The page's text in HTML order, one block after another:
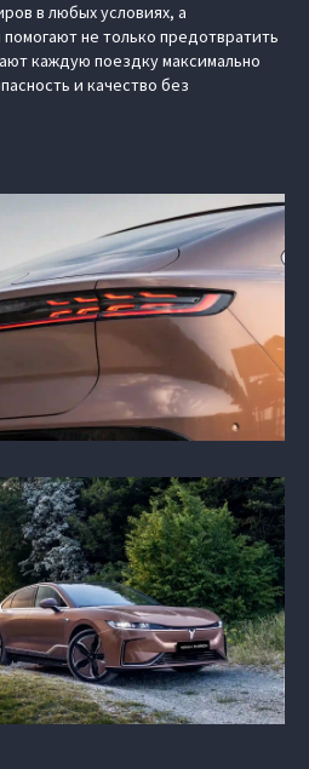
в любых условиях, а
не только предотвратить
каждую поездку максимально
и качество без